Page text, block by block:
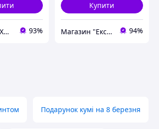
Магазин "EXCLUSIVE" - Оригінальні Подарунки для всіх 93%
Купити
Магазин "Ексклюзив" 94%
Подарунок кумі на 8 березня